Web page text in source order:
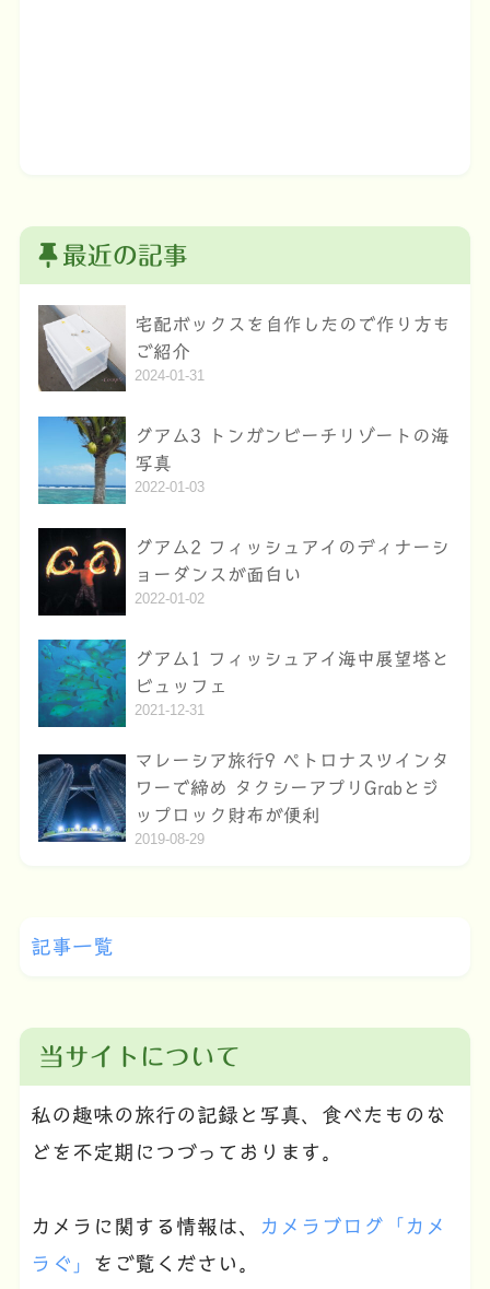
最近の記事
宅配ボックスを自作したので作り方も
ご紹介
2024-01-31
グアム3 トンガンビーチリゾートの海
写真
2022-01-03
グアム2 フィッシュアイのディナーシ
ョーダンスが面白い
2022-01-02
グアム1 フィッシュアイ海中展望塔と
ビュッフェ
2021-12-31
マレーシア旅行9 ペトロナスツインタ
ワーで締め タクシーアプリGrabとジ
ップロック財布が便利
2019-08-29
記事一覧
当サイトについて
私の趣味の旅行の記録と写真、食べたものな
どを不定期につづっております。
カメラに関する情報は、
カメラブログ「カメ
ラぐ」
をご覧ください。